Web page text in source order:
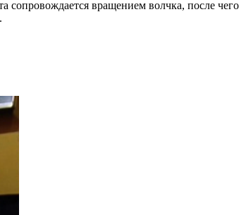
сопровождается вращением волчка, после чего